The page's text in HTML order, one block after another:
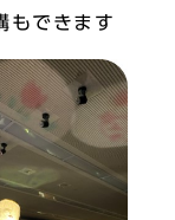
もできます